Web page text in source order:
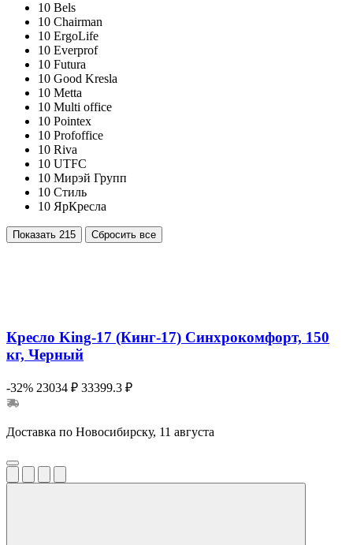
10 Bels
10 Chairman
10 ErgoLife
10 Everprof
10 Futura
10 Good Kresla
10 Metta
10 Multi office
10 Pointex
10 Profoffice
10 Riva
10 UTFC
10 Мирэй Групп
10 Стиль
10 ЯрКресла
Показать 215 Сбросить все
Кресло King-17 (Кинг-17) Синхрокомфорт, 150
кг, Черный
-32% 23034 ₽ 33399.3 ₽
Доставка по Новосибирску, 11 августа